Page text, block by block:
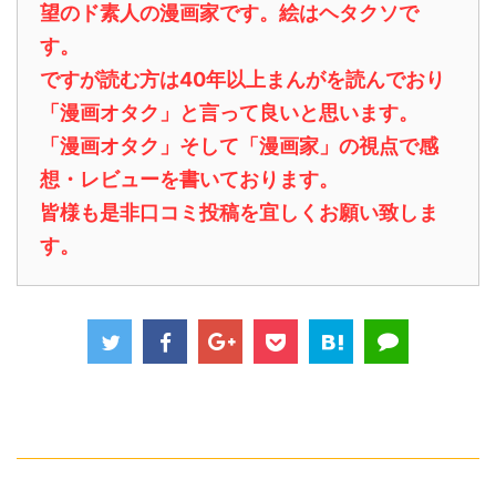
望のド素人の漫画家です。絵はヘタクソで
す。
ですが読む方は40年以上まんがを読んでおり
「漫画オタク」と言って良いと思います。
「漫画オタク」そして「漫画家」の視点で感
想・レビューを書いております。
皆様も是非口コミ投稿を宜しくお願い致しま
す。